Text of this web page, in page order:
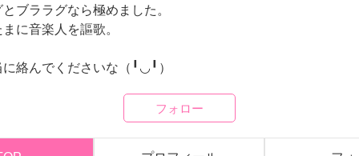
ブララグなら極めました。
に音楽人を謳歌。
絡んでくださいな（╹◡╹）
フォロー